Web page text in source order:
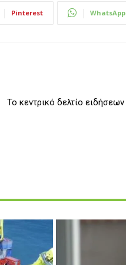
Pinterest WhatsApp
Το κεντρικό δελτίο